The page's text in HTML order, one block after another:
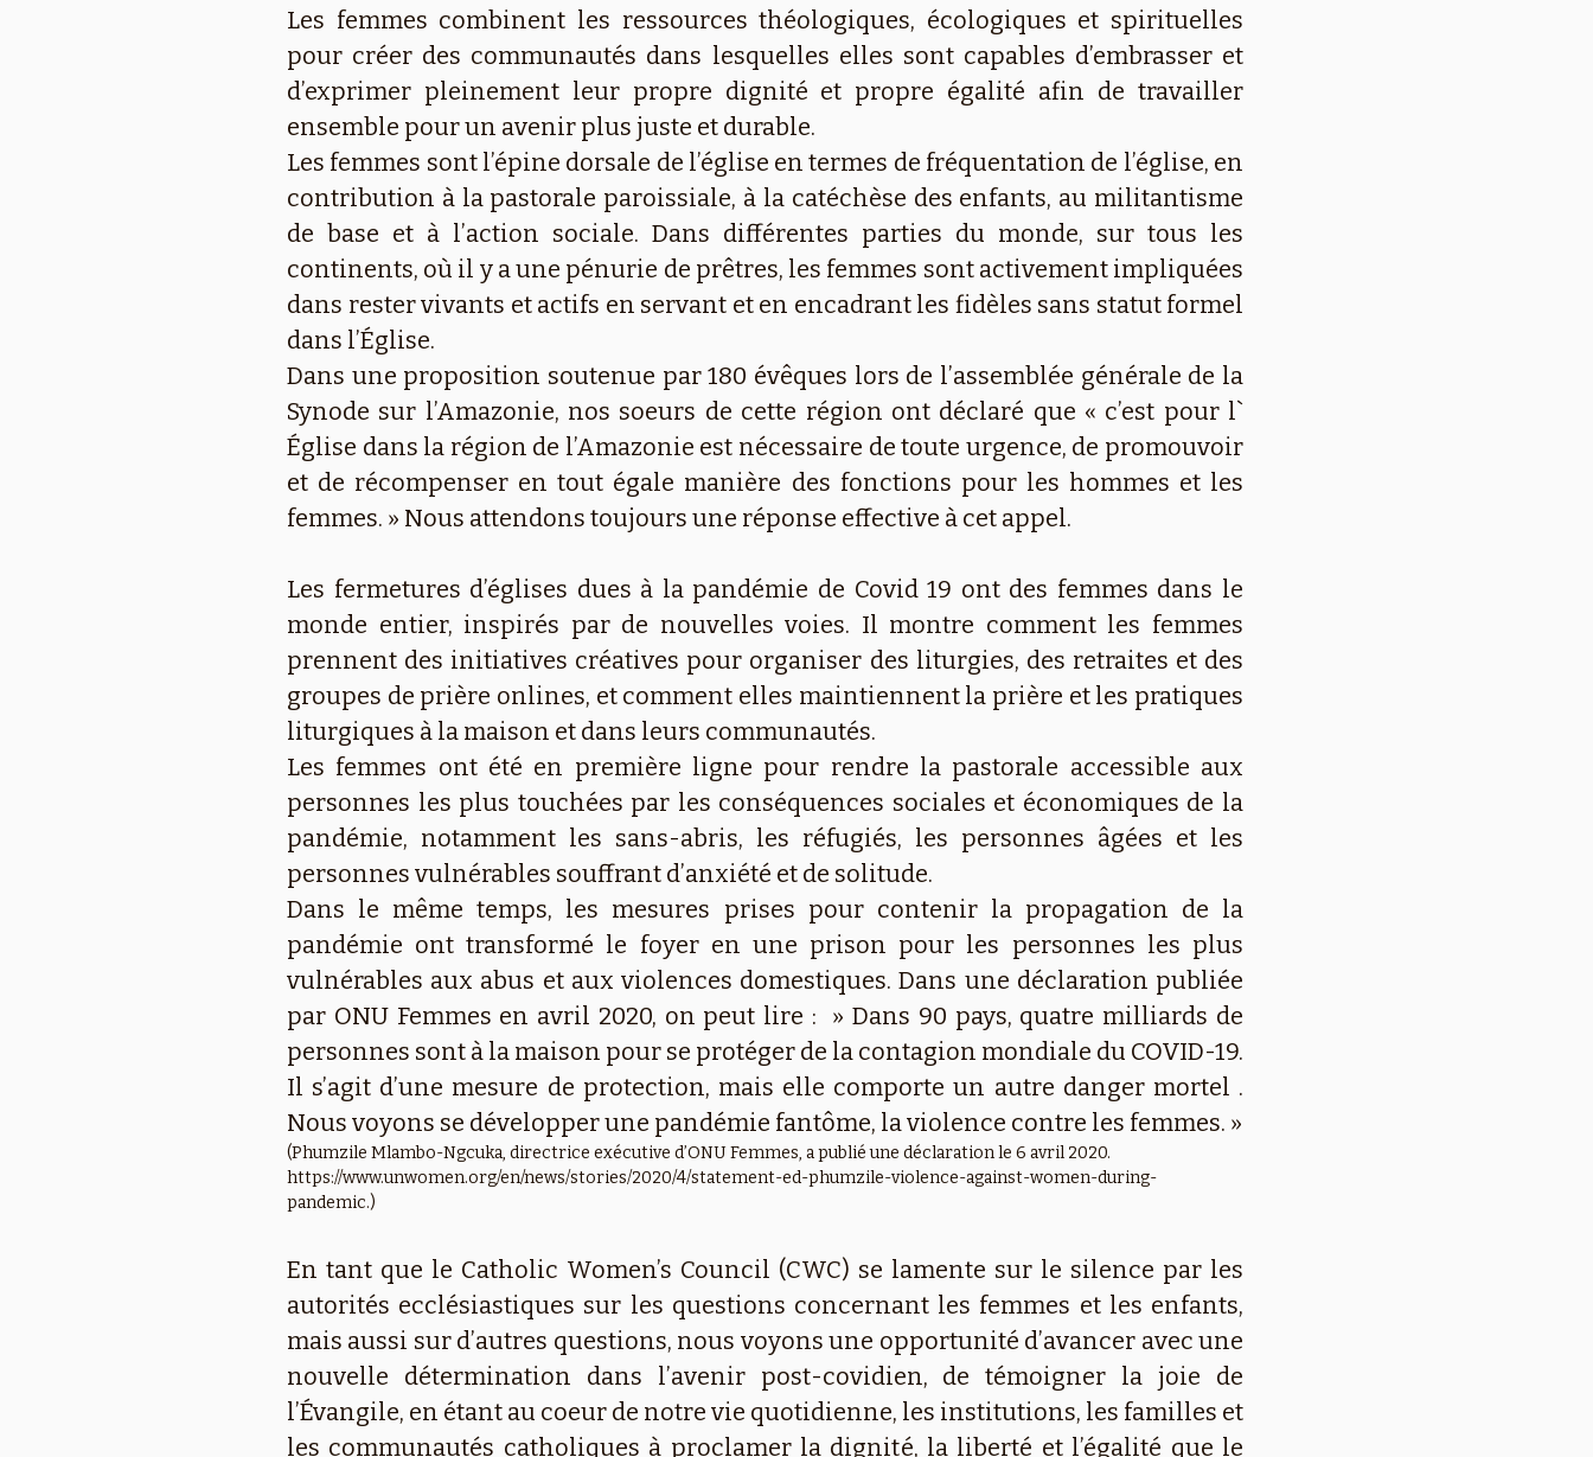
Les femmes combinent les ressources théologiques, écologiques et spirituelles
pour créer des communautés dans lesquelles elles sont capables d’embrasser et
d’exprimer pleinement leur propre dignité et propre égalité afin de travailler
ensemble pour un avenir plus juste et durable.
Les femmes sont l’épine dorsale de l’église en termes de fréquentation de l’église, en
contribution à la pastorale paroissiale, à la catéchèse des enfants, au militantisme
de base et à l’action sociale. Dans différentes parties du monde, sur tous les
continents, où il y a une pénurie de prêtres, les femmes sont activement impliquées
dans rester vivants et actifs en servant et en encadrant les fidèles sans statut formel
dans l’Église.
Dans une proposition soutenue par 180 évêques lors de l’assemblée générale de la
Synode sur l’Amazonie, nos soeurs de cette région ont déclaré que « c’est pour l`
Église dans la région de l’Amazonie est nécessaire de toute urgence, de promouvoir
et de récompenser en tout égale manière des fonctions pour les hommes et les
femmes. » Nous attendons toujours une réponse effective à cet appel.
Les fermetures d’églises dues à la pandémie de Covid 19 ont des femmes dans le
monde entier, inspirés par de nouvelles voies. Il montre comment les femmes
prennent des initiatives créatives pour organiser des liturgies, des retraites et des
groupes de prière onlines, et comment elles maintiennent la prière et les pratiques
liturgiques à la maison et dans leurs communautés.
Les femmes ont été en première ligne pour rendre la pastorale accessible aux
personnes les plus touchées par les conséquences sociales et économiques de la
pandémie, notamment les sans-abris, les réfugiés, les personnes âgées et les
personnes vulnérables souffrant d’anxiété et de solitude.
Dans le même temps, les mesures prises pour contenir la propagation de la
pandémie ont transformé le foyer en une prison pour les personnes les plus
vulnérables aux abus et aux violences domestiques. Dans une déclaration publiée
par ONU Femmes en avril 2020, on peut lire : » Dans 90 pays, quatre milliards de
personnes sont à la maison pour se protéger de la contagion mondiale du COVID-19.
Il s’agit d’une mesure de protection, mais elle comporte un autre danger mortel .
Nous voyons se développer une pandémie fantôme, la violence contre les femmes. »
(Phumzile Mlambo-Ngcuka, directrice exécutive d’ONU Femmes, a publié une déclaration le 6 avril 2020.
https://www.unwomen.org/en/news/stories/2020/4/statement-ed-phumzile-violence-against-women-during-
pandemic.)
En tant que le Catholic Women’s Council (CWC) se lamente sur le silence par les
autorités ecclésiastiques sur les questions concernant les femmes et les enfants,
mais aussi sur d’autres questions, nous voyons une opportunité d’avancer avec une
nouvelle détermination dans l’avenir post-covidien, de témoigner la joie de
l’Évangile, en étant au coeur de notre vie quotidienne, les institutions, les familles et
les communautés catholiques à proclamer la dignité, la liberté et l’égalité que le